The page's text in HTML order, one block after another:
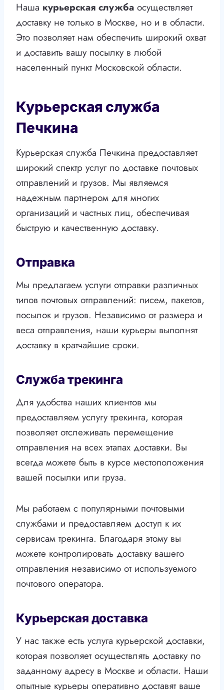
Наша курьерская служба осуществляет
доставку не только в Москве, но и в области.
Это позволяет нам обеспечить широкий охват
и доставить вашу посылку в любой
населенный пункт Московской области.
Курьерская служба
Печкина
Курьерская служба Печкина предоставляет
широкий спектр услуг по доставке почтовых
отправлений и грузов. Мы являемся
надежным партнером для многих
организаций и частных лиц, обеспечивая
быструю и качественную доставку.
Отправка
Мы предлагаем услуги отправки различных
типов почтовых отправлений: писем, пакетов,
посылок и грузов. Независимо от размера и
веса отправления, наши курьеры выполнят
доставку в кратчайшие сроки.
Служба трекинга
Для удобства наших клиентов мы
предоставляем услугу трекинга, которая
позволяет отслеживать перемещение
отправления на всех этапах доставки. Вы
всегда можете быть в курсе местоположения
вашей посылки или груза.
Мы работаем с популярными почтовыми
службами и предоставляем доступ к их
сервисам трекинга. Благодаря этому вы
можете контролировать доставку вашего
отправления независимо от используемого
почтового оператора.
Курьерская доставка
У нас также есть услуга курьерской доставки,
которая позволяет осуществлять доставку по
заданному адресу в Москве и области. Наши
опытные курьеры оперативно доставят ваше